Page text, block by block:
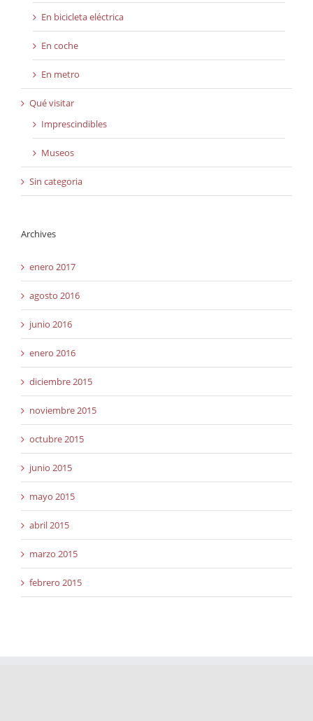
En bicicleta eléctrica
En coche
En metro
Qué visitar
Imprescindibles
Museos
Sin categoria
Archives
enero 2017
agosto 2016
junio 2016
enero 2016
diciembre 2015
noviembre 2015
octubre 2015
junio 2015
mayo 2015
abril 2015
marzo 2015
febrero 2015